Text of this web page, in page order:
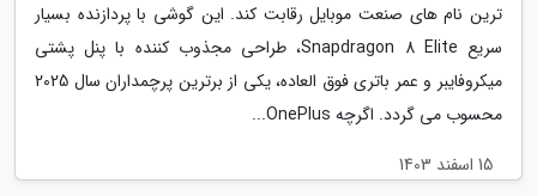
ترین نام های صنعت موبایل رقابت کند. این گوشی با پردازنده بسیار
سریع Snapdragon 8 Elite، طراحی مجذوب کننده با پنل پشتی
میکروفایبر و عمر باتری فوق العاده، یکی از برترین پرچمداران سال 2025
محسوب می گردد. اگرچه OnePlus...
15 اسفند 1403